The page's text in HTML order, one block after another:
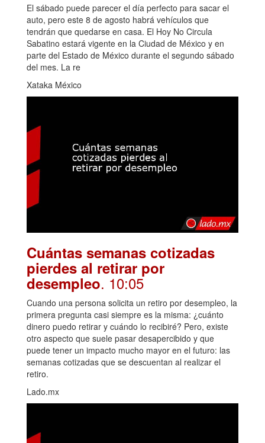
El sábado puede parecer el día perfecto para sacar el
auto, pero este 8 de agosto habrá vehículos que
tendrán que quedarse en casa. El Hoy No Circula
Sabatino estará vigente en la Ciudad de México y en
parte del Estado de México durante el segundo sábado
del mes. La re
Xataka México
Cuántas semanas cotizadas
pierdes al retirar por
desempleo. 10:05
Cuando una persona solicita un retiro por desempleo, la
primera pregunta casi siempre es la misma: ¿cuánto
dinero puedo retirar y cuándo lo recibiré? Pero, existe
otro aspecto que suele pasar desapercibido y que
puede tener un impacto mucho mayor en el futuro: las
semanas cotizadas que se descuentan al realizar el
retiro.
Lado.mx